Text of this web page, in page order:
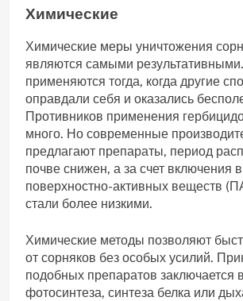
Химические
Химические меры уничтожения
являются самыми
применяются тогда, когда другие
оправдали себя и оказались
Противников применения
много. Но современные
предлагают препараты, период
почве снижен, а за счет включения
поверхностно-активных веществ
стали более низкими.
Химические методы позволяют
от сорняков без особых усилий.
подобных препаратов заключается
фотосинтеза, синтеза белка или